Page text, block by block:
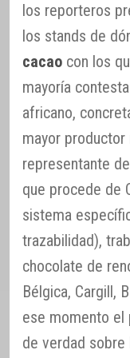
los reporteros
los stands de
cacao con los
mayoría
africano,
mayor productor
representante
que procede de
sistema
trazabilidad),
chocolate de
Bélgica, Cargill,
ese momento el
de verdad